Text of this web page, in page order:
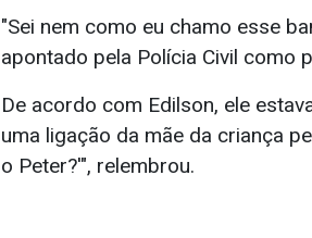
"Sei nem como eu chamo esse
apontado pela Polícia Civil como
De acordo com Edilson, ele
uma ligação da mãe da criança
o Peter?'", relembrou.